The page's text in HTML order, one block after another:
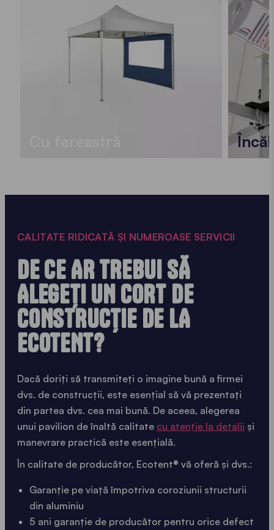
CALITATE RIDICATĂ ȘI NUMEROASE SERVICII
DE CE AR TREBUI SĂ
ALEGEȚI UN CORT DE
CONSTRUCȚIE DE LA
ECOTENT?
Dacă doriți să transmiteți o imagine bună a firmei
dvs. de construcții, este esențial să vă prezentați
din partea dvs. cea mai bună. De aceea, alegerea
unui pavilion de înaltă calitate cu atenție la detalii și
manevrare practică este esențială.
În calitate de producător, Ecotent® vă oferă și dvs.:
Garanție pe viață împotriva coroziunii structurii
din aluminiu
5 ani garanție de producător pentru orice defect